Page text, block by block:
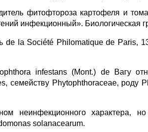
фитофтороза картофеля и
инфекционный». Биологическая
la Société Philomatique de Paris,
infestans (Mont.) de Вагу
семейству Phytophthoraceae, роду
неинфекционного характера, но
solanacearum.